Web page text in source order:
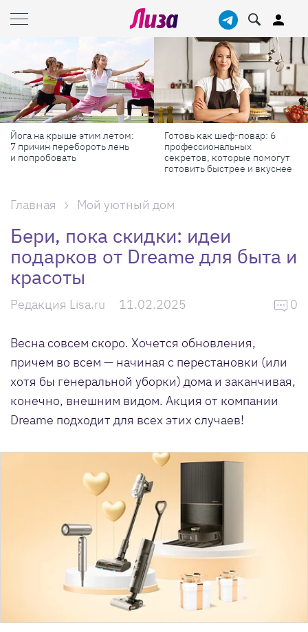
Готовь как шеф-повар: 6
профессиональных
секретов, которые помогут
Масштабные приключения:
самые красивые фестивали
России в августе
Главная Мой уютный дом
Бери, пока скидки: идеи
подарков от Dreame для быта и
красоты
Редакция Lisa.ru 11.02.2025 0
Весна совсем скоро. Хочется обновления,
причем во всем — начиная с перестановки (или
хотя бы генеральной уборки) дома и заканчивая,
конечно, внешним видом. Акция от компании
Dreame подходит для всех этих случаев!